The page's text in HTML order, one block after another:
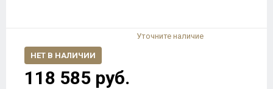
Уточните наличие
НЕТ В НАЛИЧИИ
118 585 руб.